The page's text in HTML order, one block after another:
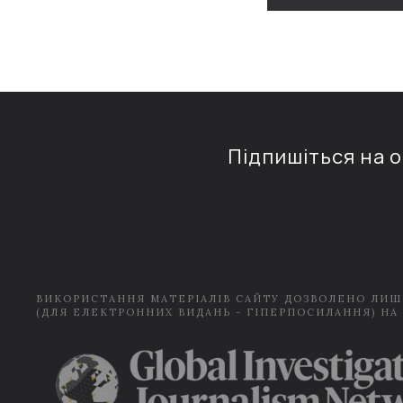
Підпишіться на
ВИКОРИСТАННЯ МАТЕРІАЛІВ САЙТУ ДОЗВОЛЕНО
(ДЛЯ ЕЛЕКТРОННИХ ВИДАНЬ - ГІПЕРПОСИЛАННЯ) НА